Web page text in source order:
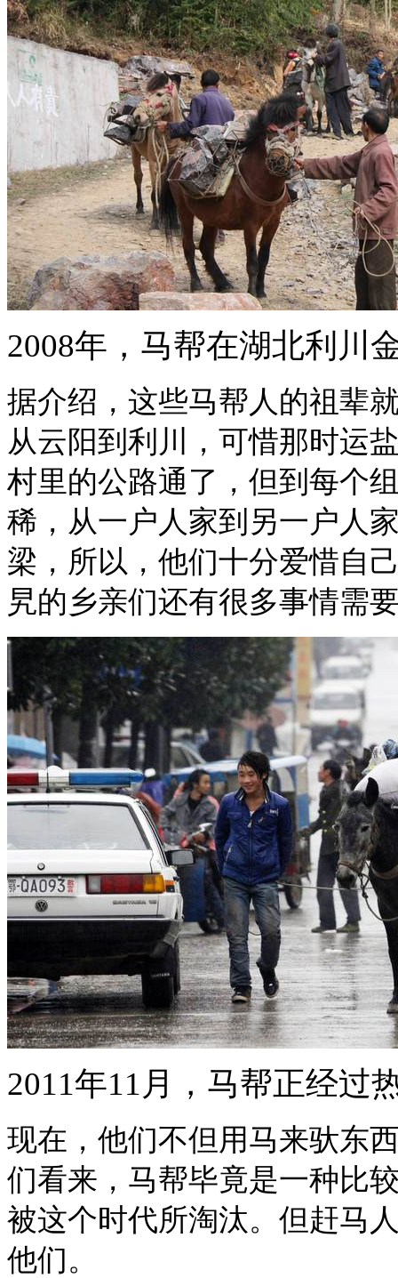
2008年，马帮在湖北利川
据介绍，这些马帮人的祖辈
从云阳到利川，可惜那时运
村里的公路通了，但到每个
稀，从一户人家到另一户人
梁，所以，他们十分爱惜自
旯的乡亲们还有很多事情需
2011年11月，马帮正经过
现在，他们不但用马来驮东
们看来，马帮毕竟是一种比
被这个时代所淘汰。但赶马
他们。